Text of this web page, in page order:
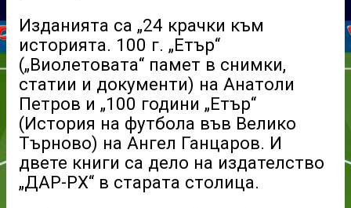
Изданията са „24 крачки към
историята. 100 г. „Етър“
(„Виолетовата“ памет в снимки,
статии и документи) на Анатоли
Петров и „100 години „Етър“
(История на футбола във Велико
Търново) на Ангел Ганцаров. И
двете книги са дело на издателство
„ДАР-РХ“ в старата столица.